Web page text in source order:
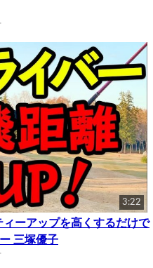
3:22
ーアップを高くするだけで
三塚優子